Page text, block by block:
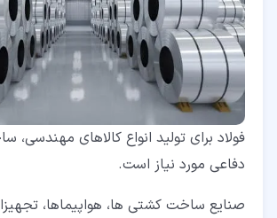
فولاد برای تولید انواع کالاهای مهندسی،
دفاعی مورد نیاز است.
صنایع ساخت کشتی ها، هواپیماها،